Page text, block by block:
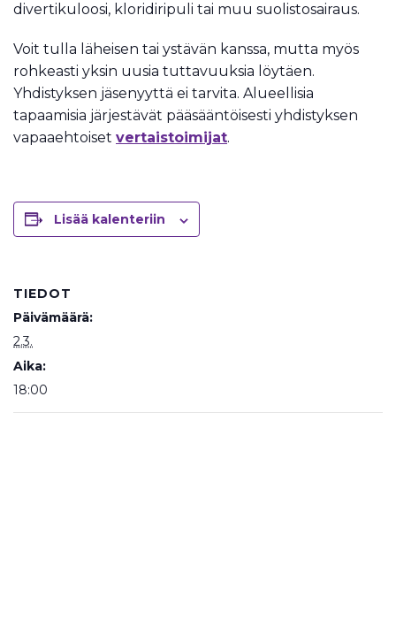
divertikuloosi, kloridiripuli tai muu suolistosairaus.
Voit tulla läheisen tai ystävän kanssa, mutta myös
rohkeasti yksin uusia tuttavuuksia löytäen.
Yhdistyksen jäsenyyttä ei tarvita. Alueellisia
tapaamisia järjestävät pääsääntöisesti yhdistyksen
vapaaehtoiset vertaistoimijat.
Lisää kalenteriin
TIEDOT
Päivämäärä:
2.3.
Aika:
18:00